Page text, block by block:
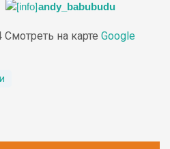
andy_babubudu
на карте Google